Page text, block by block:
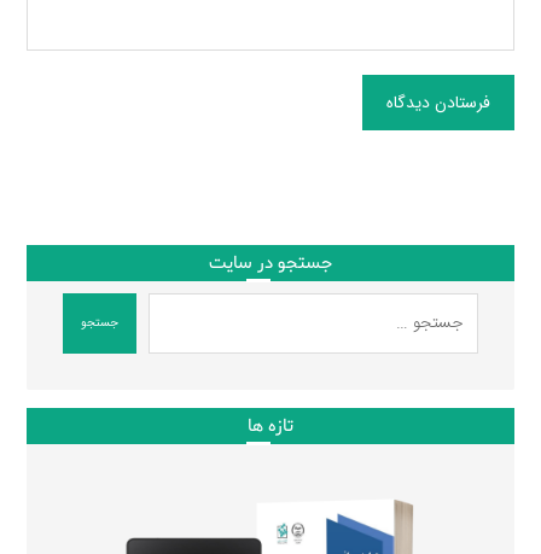
فرستادن دیدگاه
جستجو در سایت
جستجو
تازه ها